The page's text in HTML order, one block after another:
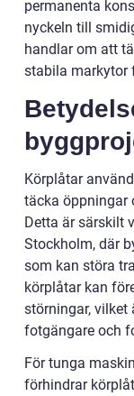
permanenta
nyckeln till
handlar om att
stabila markytor
Körplåtar
täcka öppningar
Detta är särskilt
Stockholm, där
som kan störa
körplåtar kan
störningar, vilket
fotgängare och
För tunga
förhindrar